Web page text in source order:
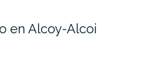
en Alcoy-Alcoi